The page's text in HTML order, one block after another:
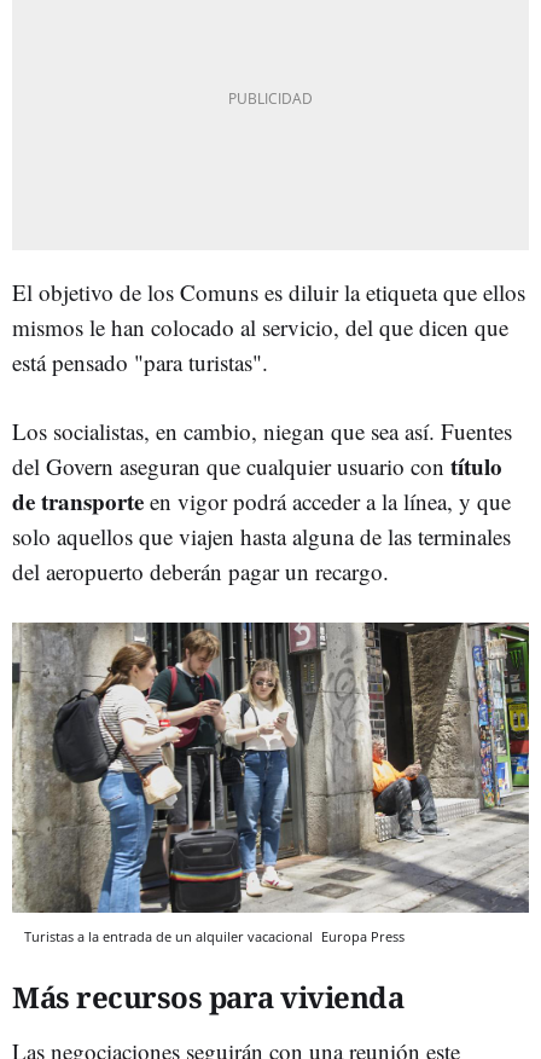
El objetivo de los Comuns es diluir la etiqueta que ellos
mismos le han colocado al servicio, del que dicen que
está pensado "para turistas".
Los socialistas, en cambio, niegan que sea así. Fuentes
del Govern aseguran que cualquier usuario con título
de transporte en vigor podrá acceder a la línea, y que
solo aquellos que viajen hasta alguna de las terminales
del aeropuerto deberán pagar un recargo.
Turistas a la entrada de un alquiler vacacional Europa Press
Más recursos para vivienda
Las negociaciones seguirán con una reunión este